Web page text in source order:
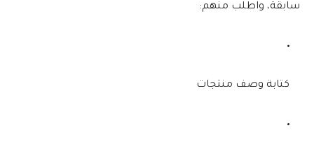
سابقة، واطلب منهم:
كتابة وصف منتجات